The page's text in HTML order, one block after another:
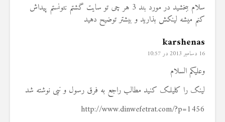
سلام ببخشید در مورد بند 3 هر چی تو سایت گشتم نتونستم پیداش
کنم میشه لینکش بذارید و بیشتر توضیح دهید
karshenas
16 دسامبر 2013 در 10:57
وعلیکم السلام
لینک را کلیلک کنید مطالب راجع به فرق رسول و نبی نوشته شد
http://www.dinwefetrat.com/?p=1456